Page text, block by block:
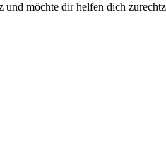
möchte dir helfen dich